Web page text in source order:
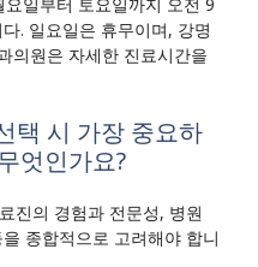
. 일요일은 휴무이며, 강명
의원은 자세한 진료시간을
택 시 가장 중요하
엇인가요?
진의 경험과 전문성, 병원
종합적으로 고려해야 합니